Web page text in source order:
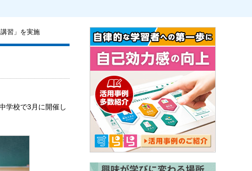
習」を実施
学校で3月に開催し